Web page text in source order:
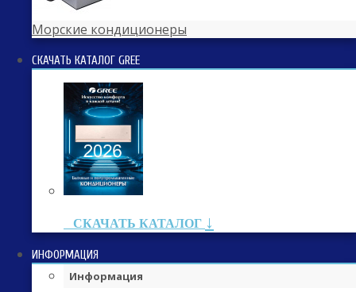
Морские кондиционеры
СКАЧАТЬ КАТАЛОГ GREE
СКАЧАТЬ КАТАЛОГ ↓
ИНФОРМАЦИЯ
Информация